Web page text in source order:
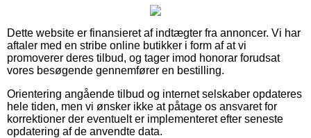
Dette website er finansieret af indtægter fra annoncer. Vi har
aftaler med en stribe online butikker i form af at vi
promoverer deres tilbud, og tager imod honorar forudsat
vores besøgende gennemfører en bestilling.
Orientering angående tilbud og internet selskaber opdateres
hele tiden, men vi ønsker ikke at påtage os ansvaret for
korrektioner der eventuelt er implementeret efter seneste
opdatering af de anvendte data.